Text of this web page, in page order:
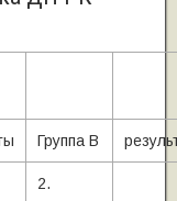
Группа В
2.